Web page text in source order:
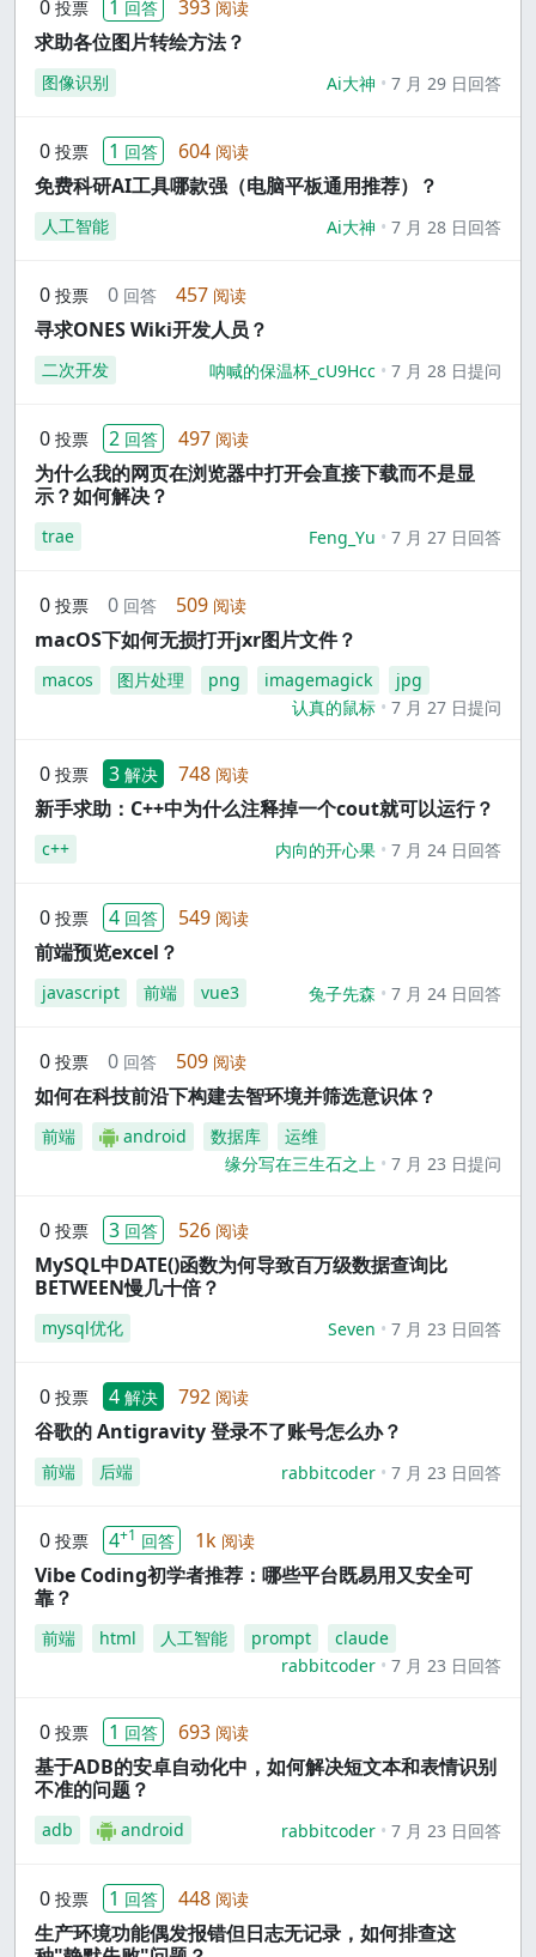
0 投票 1 回答 393 阅读
求助各位图片转绘方法？
图像识别 Ai大神 7 月 29 日回答
0 投票 1 回答 604 阅读
免费科研AI工具哪款强（电脑平板通用推荐）？
人工智能 Ai大神 7 月 28 日回答
0 投票 0 回答 457 阅读
寻求ONES Wiki开发人员？
二次开发 呐喊的保温杯_cU9Hcc 7 月 28 日提问
0 投票 2 回答 497 阅读
为什么我的网页在浏览器中打开会直接下载而不是显
示？如何解决？
trae Feng_Yu 7 月 27 日回答
0 投票 0 回答 509 阅读
macOS下如何无损打开jxr图片文件？
macos 图片处理 png imagemagick
jpg
认真的鼠标
7 月 27 日提问
0 投票 3 解决 748 阅读
新手求助：C++中为什么注释掉一个cout就可以运行？
c++ 内向的开心果 7 月 24 日回答
0 投票 4 回答 549 阅读
前端预览excel？
javascript 前端 vue3 兔子先森 7 月 24 日回答
0 投票 0 回答 509 阅读
如何在科技前沿下构建去智环境并筛选意识体？
前端 android 数据库
运维
缘分写在三生石之上
7 月 23 日提问
0 投票 3 回答 526 阅读
MySQL中DATE()函数为何导致百万级数据查询比
BETWEEN慢几十倍？
mysql优化 Seven 7 月 23 日回答
0 投票 4 解决 792 阅读
谷歌的 Antigravity 登录不了账号怎么办？
前端 后端 rabbitcoder 7 月 23 日回答
0 投票 4+1 回答 1k 阅读
Vibe Coding初学者推荐：哪些平台既易用又安全可
靠？
前端 html 人工智能 prompt
claude
rabbitcoder
7 月 23 日回答
0 投票 1 回答 693 阅读
基于ADB的安卓自动化中，如何解决短文本和表情识别
不准的问题？
adb android rabbitcoder 7 月 23 日回答
0 投票 1 回答 448 阅读
生产环境功能偶发报错但日志无记录，如何排查这